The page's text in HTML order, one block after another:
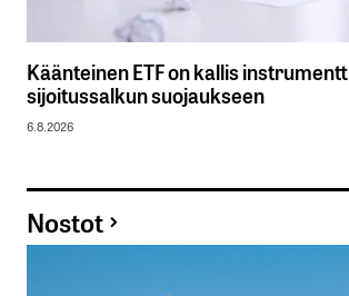
Käänteinen ETF on kallis
sijoitussalkun suojaukseen
6.8.2026
Nostot